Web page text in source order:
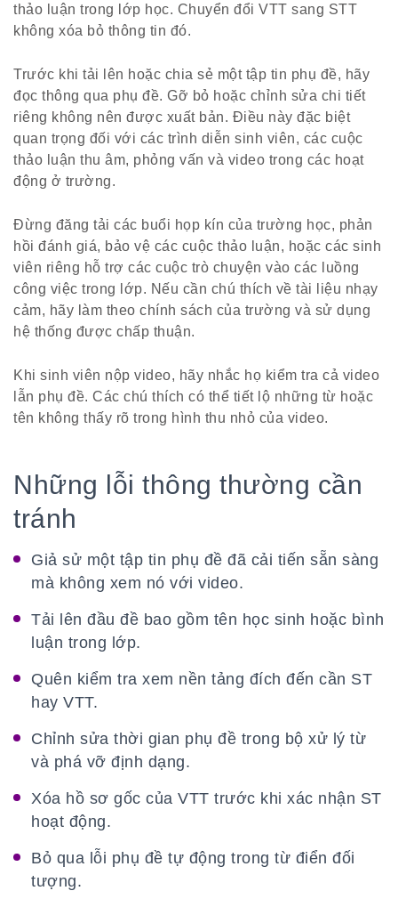
thảo luận trong lớp học. Chuyển đổi VTT sang STT
không xóa bỏ thông tin đó.
Trước khi tải lên hoặc chia sẻ một tập tin phụ đề, hãy
đọc thông qua phụ đề. Gỡ bỏ hoặc chỉnh sửa chi tiết
riêng không nên được xuất bản. Điều này đặc biệt
quan trọng đối với các trình diễn sinh viên, các cuộc
thảo luận thu âm, phỏng vấn và video trong các hoạt
động ở trường.
Đừng đăng tải các buổi họp kín của trường học, phản
hồi đánh giá, bảo vệ các cuộc thảo luận, hoặc các sinh
viên riêng hỗ trợ các cuộc trò chuyện vào các luồng
công việc trong lớp. Nếu cần chú thích về tài liệu nhạy
cảm, hãy làm theo chính sách của trường và sử dụng
hệ thống được chấp thuận.
Khi sinh viên nộp video, hãy nhắc họ kiểm tra cả video
lẫn phụ đề. Các chú thích có thể tiết lộ những từ hoặc
tên không thấy rõ trong hình thu nhỏ của video.
Những lỗi thông thường cần
tránh
Giả sử một tập tin phụ đề đã cải tiến sẵn sàng
mà không xem nó với video.
Tải lên đầu đề bao gồm tên học sinh hoặc bình
luận trong lớp.
Quên kiểm tra xem nền tảng đích đến cần ST
hay VTT.
Chỉnh sửa thời gian phụ đề trong bộ xử lý từ
và phá vỡ định dạng.
Xóa hồ sơ gốc của VTT trước khi xác nhận ST
hoạt động.
Bỏ qua lỗi phụ đề tự động trong từ điển đối
tượng.